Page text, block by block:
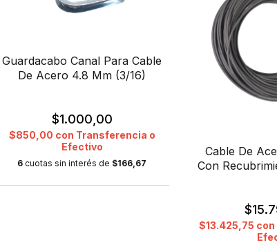
Guardacabo Canal Para Cable
De Acero 4.8 Mm (3/16)
$1.000,00
$850,00 con Transferencia o
Efectivo
6 cuotas sin interés de $166,67
Cable De
Con
$13.425,75 con